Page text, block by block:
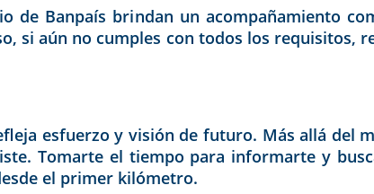
de Banpaís brindan un acompañamiento
si aún no cumples con todos los
esfuerzo y visión de futuro. Más allá del
Tomarte el tiempo para informarte y
el primer kilómetro.